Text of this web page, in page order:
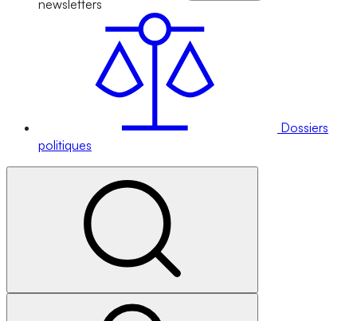
newsletters
Dossiers
politiques